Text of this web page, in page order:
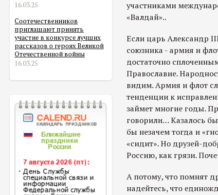
16.03.25
Соотечественников
приглашают принять
участие в конкурсе лучших
рассказов о героях Великой
Отечественной войны
16.03.25
участниками
«Валдай»..
Если царь Александр
союзника - армия и
достаточно
Православие.
видим. Армия и флот
тенденции к
займет многие годы.
говорили… Казалось
бы незачем тогда и
«сидит». Но друзей-
Россию, как грязи.
А потому, что помнят
надейтесь, что